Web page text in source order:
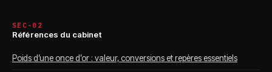
SEC-02
Références du cabinet
Poids d’une once d’or : valeur, conversions et repères essentiels